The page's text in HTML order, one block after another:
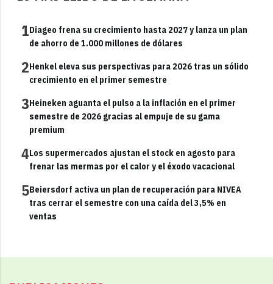
1Diageo frena su crecimiento hasta 2027 y lanza un plan
de ahorro de 1.000 millones de dólares
2Henkel eleva sus perspectivas para 2026 tras un sólido
crecimiento en el primer semestre
3Heineken aguanta el pulso a la inflación en el primer
semestre de 2026 gracias al empuje de su gama
premium
4Los supermercados ajustan el stock en agosto para
frenar las mermas por el calor y el éxodo vacacional
5Beiersdorf activa un plan de recuperación para NIVEA
tras cerrar el semestre con una caída del 3,5% en
ventas